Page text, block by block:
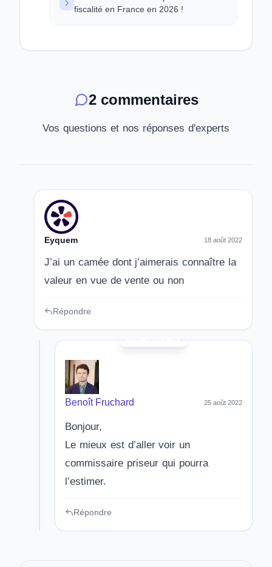
fiscalité en France en 2026 !
2 commentaires
Vos questions et nos réponses d'experts
Eyquem 18 août 2022
J’ai un camée dont j’aimerais connaître la
valeur en vue de vente ou non
Répondre
Benoît Fruchard 25 août 2022
Bonjour,
Le mieux est d’aller voir un
commissaire priseur qui pourra
l’estimer.
Répondre